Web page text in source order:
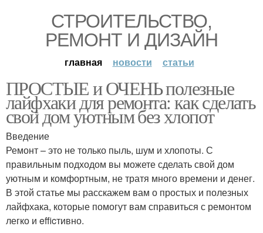
СТРОИТЕЛЬСТВО,
РЕМОНТ И ДИЗАЙН
главная новости статьи
ПРОСТЫЕ и ОЧЕНЬ полезные
лайфхаки для ремонта: как сделать
свой дом уютным без хлопот
Введение
Ремонт – это не только пыль, шум и хлопоты. С
правильным подходом вы можете сделать свой дом
уютным и комфортным, не тратя много времени и денег.
В этой статье мы расскажем вам о простых и полезных
лайфхака, которые помогут вам справиться с ремонтом
легко и efficтивно.